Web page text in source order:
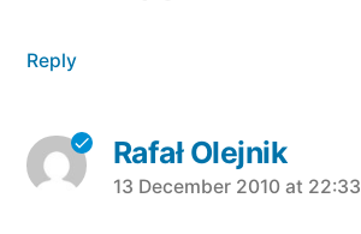
Reply
Rafał Olejnik
says:
13 December 2010 at 22:33